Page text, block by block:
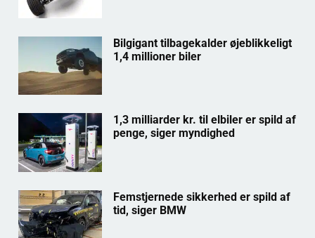
Bilgigant tilbagekalder øjeblikkeligt
1,4 millioner biler
1,3 milliarder kr. til elbiler er spild af
penge, siger myndighed
Femstjernede sikkerhed er spild af
tid, siger BMW